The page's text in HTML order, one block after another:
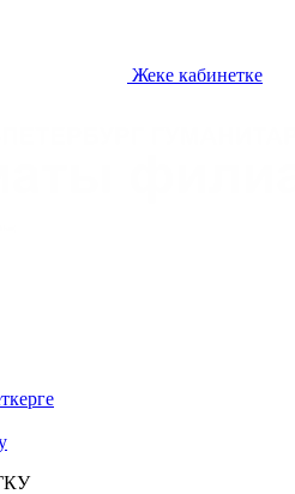
Жеке кабинетке